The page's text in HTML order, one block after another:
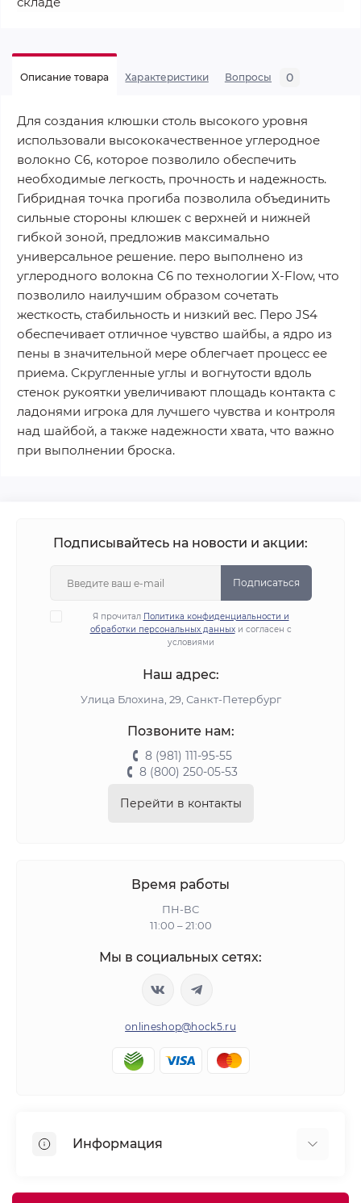
Описание товара Характеристики Вопросы 0
Для создания клюшки столь высокого уровня
использовали высококачественное углеродное
волокно С6, которое позволило обеспечить
необходимые легкость, прочность и надежность.
Гибридная точка прогиба позволила объединить
сильные стороны клюшек с верхней и нижней
гибкой зоной, предложив максимально
универсальное решение. перо выполнено из
углеродного волокна C6 по технологии X-Flow, что
позволило наилучшим образом сочетать
жесткость, стабильность и низкий вес. Перо JS4
обеспечивает отличное чувство шайбы, а ядро из
пены в значительной мере облегчает процесс ее
приема. Скругленные углы и вогнутости вдоль
стенок рукоятки увеличивают площадь контакта с
ладонями игрока для лучшего чувства и контроля
над шайбой, а также надежности хвата, что важно
при выполнении броска.
Подписывайтесь на новости и акции:
Подписаться
Я прочитал Политика конфиденциальности и
обработки персональных данныхи согласен с
условиями
Наш адрес:
Улица Блохина, 29, Санкт-Петербург
Позвоните нам:
8 (981) 111-95-55
8 (800) 250-05-53
Перейти в контакты
Время работы
ПН-ВС
11:00 – 21:00
Мы в социальных сетях:
onlineshop@hock5.ru
Информация